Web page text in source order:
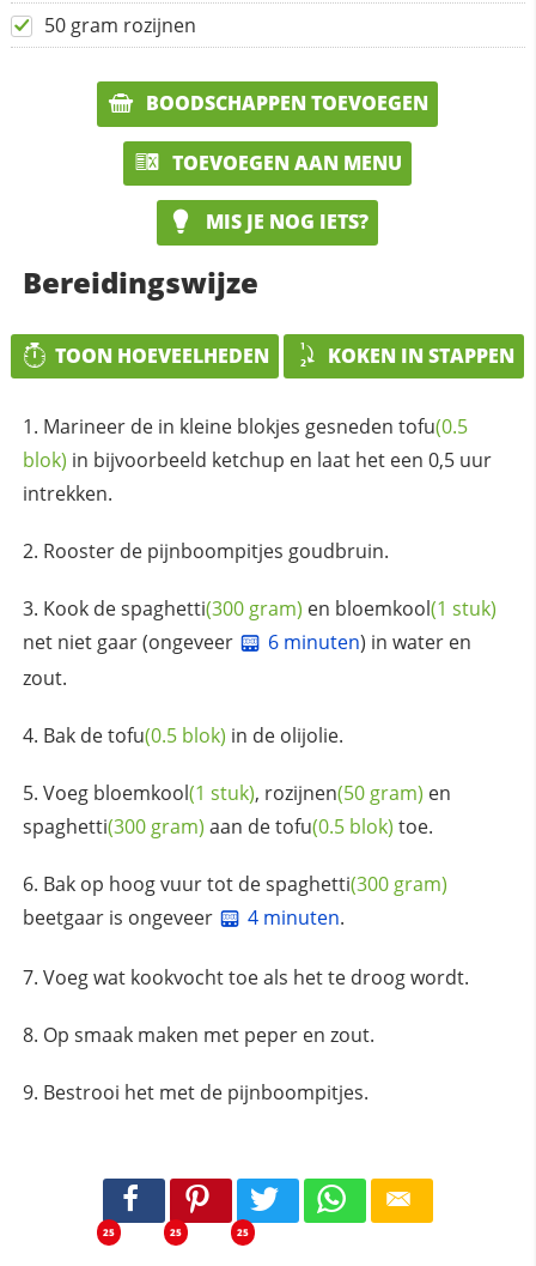
50 gram rozijnen
BOODSCHAPPEN TOEVOEGEN
TOEVOEGEN AAN MENU
MIS JE NOG IETS?
Bereidingswijze
TOON HOEVEELHEDEN KOKEN IN STAPPEN
Marineer de in kleine blokjes gesneden tofu(0.5
blok) in bijvoorbeeld ketchup en laat het een 0,5 uur
intrekken.
Rooster de pijnboompitjes goudbruin.
Kook despaghetti(300 gram) en bloemkool(1 stuk)
net niet gaar (ongeveer
6 minuten) in water en
zout.
Bak detofu(0.5 blok) in de olijolie.
Voeg bloemkool(1 stuk), rozijnen(50 gram) en
spaghetti(300 gram) aan detofu(0.5 blok) toe.
Bak op hoog vuur tot despaghetti(300 gram)
beetgaar is ongeveer
4 minuten.
Voeg wat kookvocht toe als het te droog wordt.
Op smaak maken met peper en zout.
Bestrooi het met de pijnboompitjes.
25 25 25